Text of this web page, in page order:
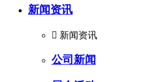
新闻资讯
 新闻资讯
公司新闻